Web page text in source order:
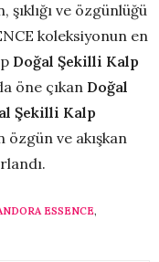
ve özgünlüğü
koleksiyonun en
Doğal Şekilli Kalp
öne çıkan Doğal
Şekilli Kalp
özgün ve akışkan
ESSENCE,